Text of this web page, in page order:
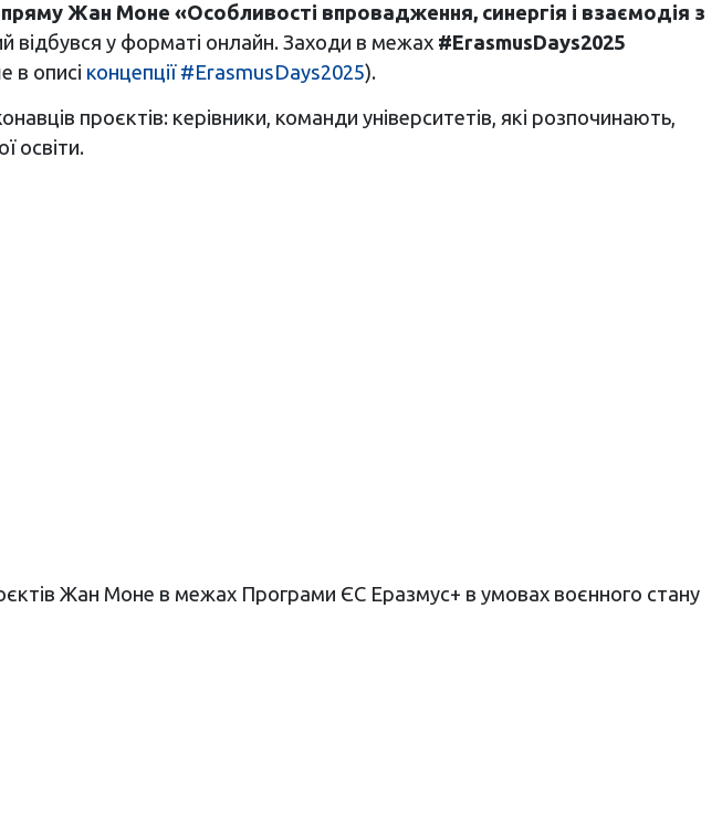
Жан Моне «Особливості впровадження, синергія і взаємодія з
відбувся у форматі онлайн. Заходи в межах #ErasmusDays2025
в описі концепції #ErasmusDays2025).
проєктів: керівники, команди університетів, які розпочинають,
освіти.
Жан Моне в межах Програми ЄС Еразмус+ в умовах воєнного стану